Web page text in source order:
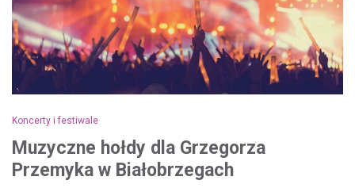
Koncerty i festiwale
Muzyczne hołdy dla Grzegorza
Przemyka w Białobrzegach